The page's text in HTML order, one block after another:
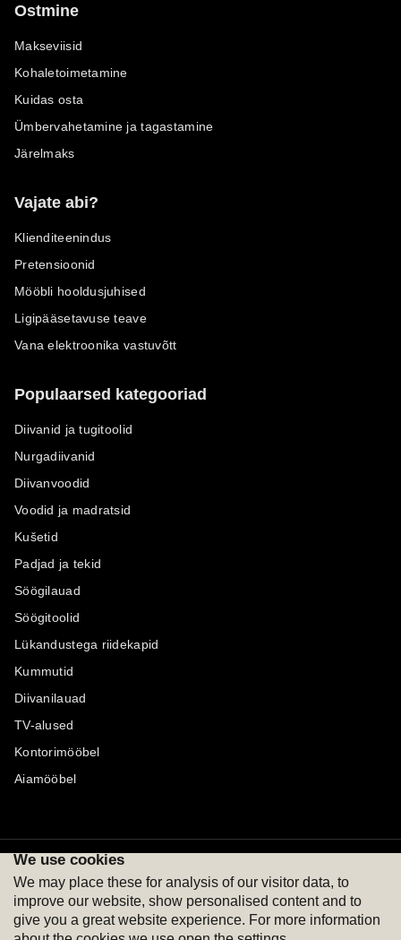
Ostmine
Makseviisid
Kohaletoimetamine
Kuidas osta
Ümbervahetamine ja tagastamine
Järelmaks
Vajate abi?
Klienditeenindus
Pretensioonid
Mööbli hooldusjuhised
Ligipääsetavuse teave
Vana elektroonika vastuvõtt
Populaarsed kategooriad
Diivanid ja tugitoolid
Nurgadiivanid
Diivanvoodid
Voodid ja madratsid
Kušetid
Padjad ja tekid
Söögilauad
Söögitoolid
Lükandustega riidekapid
Kummutid
Diivanilauad
TV-alused
Kontorimööbel
Aiamööbel
We use cookies
We may place these for analysis of our visitor data, to
improve our website, show personalised content and to
give you a great website experience. For more information